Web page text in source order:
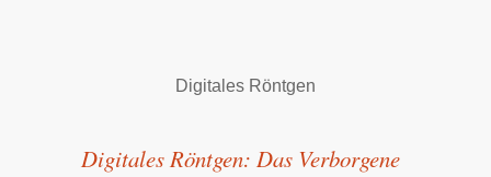
Digitales Röntgen
Digitales Röntgen: Das Ver­bor­ge­ne